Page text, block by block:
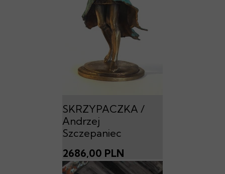
SKRZYPACZKA /
Andrzej
Szczepaniec
2686,00 PLN